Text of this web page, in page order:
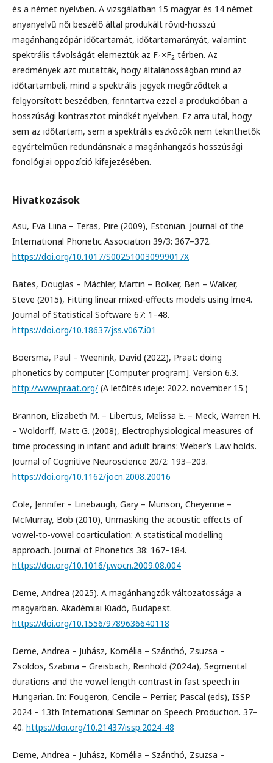
és a német nyelvben. A vizsgálatban 15 magyar és 14 német
anyanyelvű női beszélő által produkált rövid-hosszú
magánhangzópár időtartamát, időtartamarányát, valamint
spektrális távolságát elemeztük az F1 ×F2 térben. Az
eredmények azt mutatták, hogy általánosságban mind az
időtartambeli, mind a spektrális jegyek megőrződtek a
felgyorsított beszédben, fenntartva ezzel a produkcióban a
hosszúsági kontrasztot mindkét nyelvben. Ez arra utal, hogy
sem az időtartam, sem a spektrális eszközök nem tekinthetők
egyértelműen redundánsnak a magánhangzós hosszúsági
fonológiai oppozíció kifejezésében.
Hivatkozások
Asu, Eva Liina – Teras, Pire (2009), Estonian. Journal of the
International Phonetic Association 39/3: 367–372.
https://doi.org/10.1017/S002510030999017X
Bates, Douglas – Mächler, Martin – Bolker, Ben – Walker,
Steve (2015), Fitting linear mixed-effects models using lme4.
Journal of Statistical Software 67: 1–48.
https://doi.org/10.18637/jss.v067.i01
Boersma, Paul – Weenink, David (2022), Praat: doing
phonetics by computer [Computer program]. Version 6.3.
http://www.praat.org/ (A letöltés ideje: 2022. november 15.)
Brannon, Elizabeth M. – Libertus, Melissa E. – Meck, Warren H.
– Woldorff, Matt G. (2008), Electrophysiological measures of
time processing in infant and adult brains: Weber’s Law holds.
Journal of Cognitive Neuroscience 20/2: 193‒203.
https://doi.org/10.1162/jocn.2008.20016
Cole, Jennifer – Linebaugh, Gary – Munson, Cheyenne –
McMurray, Bob (2010), Unmasking the acoustic effects of
vowel-to-vowel coarticulation: A statistical modelling
approach. Journal of Phonetics 38: 167–184.
https://doi.org/10.1016/j.wocn.2009.08.004
Deme, Andrea (2025). A magánhangzók változatossága a
magyarban. Akadémiai Kiadó, Budapest.
https://doi.org/10.1556/9789636640118
Deme, Andrea – Juhász, Kornélia – Szánthó, Zsuzsa –
Zsoldos, Szabina – Greisbach, Reinhold (2024a), Segmental
durations and the vowel length contrast in fast speech in
Hungarian. In: Fougeron, Cencile – Perrier, Pascal (eds), ISSP
2024 – 13th International Seminar on Speech Production. 37–
40. https://doi.org/10.21437/issp.2024-48
Deme, Andrea – Juhász, Kornélia – Szánthó, Zsuzsa –